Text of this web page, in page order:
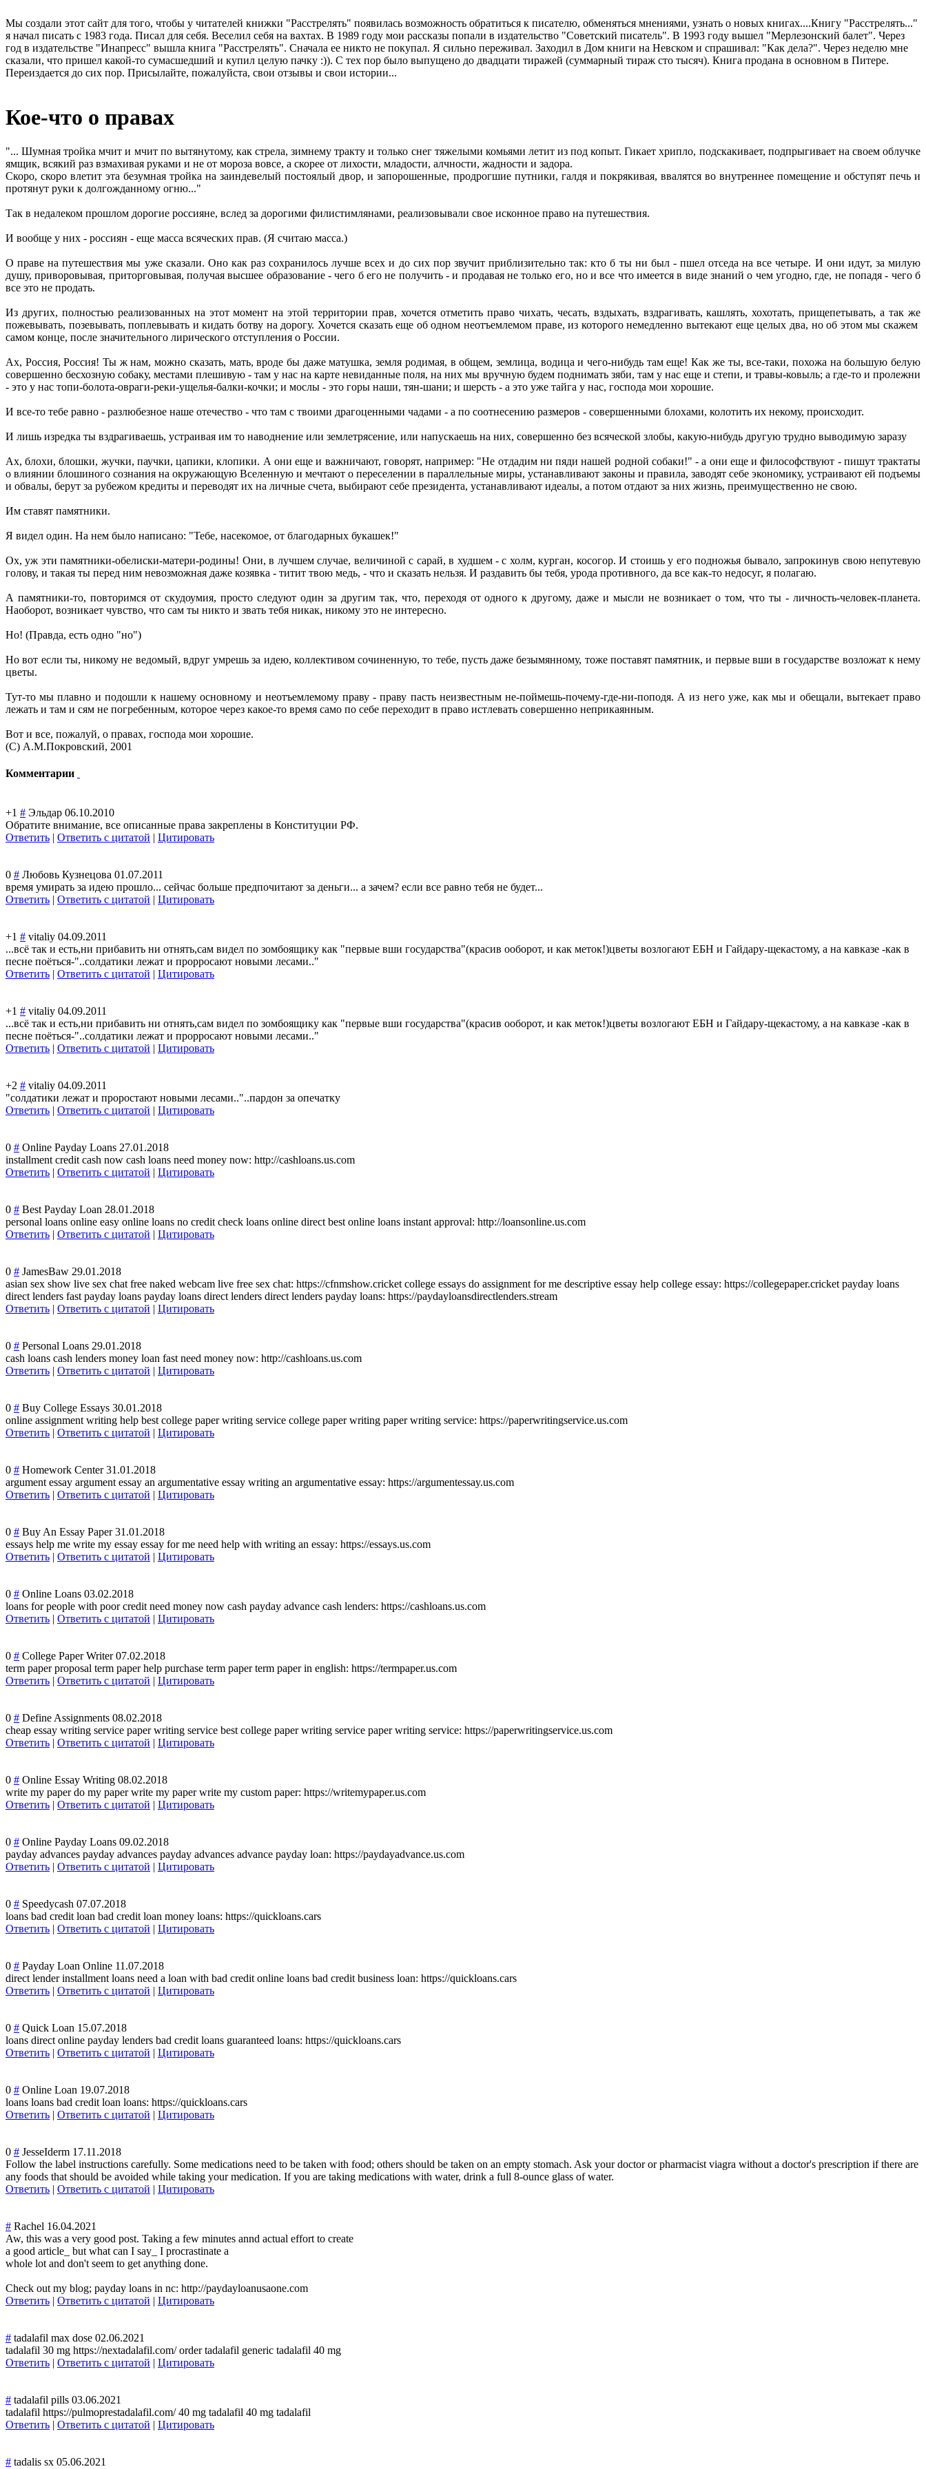
Мы создали этот сайт для того, чтобы у читателей книжки "Расстрелять" появилась возможность обратиться к писателю, обменяться мнениями, узнать о новых книгах....Книгу "Расстрелять..."
я начал писать с 1983 года. Писал для себя. Веселил себя на вахтах. В 1989 году мои рассказы попали в издательство "Советский писатель". В 1993 году вышел "Мерлезонский балет". Через
год в издательстве "Инапресс" вышла книга "Расстрелять". Сначала ее никто не покупал. Я сильно переживал. Заходил в Дом книги на Невском и спрашивал: "Как дела?". Через неделю мне
сказали, что пришел какой-то сумасшедший и купил целую пачку :)). С тех пор было выпущено до двадцати тиражей (суммарный тираж сто тысяч). Книга продана в основном в Питере.
Переиздается до сих пор. Присылайте, пожалуйста, свои отзывы и свои истории...
Кое-что о правах
"... Шумная тройка мчит и мчит по вытянутому, как стрела, зимнему тракту и только снег тяжелыми комьями летит из под копыт. Гикает хрипло, подскакивает, подпрыгивает на своем облучке
ямщик, всякий раз взмахивая руками и не от мороза вовсе, а скорее от лихости, младости, алчности, жадности и задора.
Скоро, скоро влетит эта безумная тройка на заиндевелый постоялый двор, и запорошенные, продрогшие путники, галдя и покрякивая, ввалятся во внутреннее помещение и обступят печь и
протянут руки к долгожданному огню..."
Так в недалеком прошлом дорогие россияне, вслед за дорогими филистимлянами, реализовывали свое исконное право на путешествия.
И вообще у них - россиян - еще масса всяческих прав. (Я считаю масса.)
О праве на путешествия мы уже сказали. Оно как раз сохранилось лучше всех и до сих пор звучит приблизительно так: кто б ты ни был - пшел отседа на все четыре. И они идут, за милую
душу, приворовывая, приторговывая, получая высшее образование - чего б его не получить - и продавая не только его, но и все что имеется в виде знаний о чем угодно, где, не попадя - чего б
все это не продать.
Из других, полностью реализованных на этот момент на этой территории прав, хочется отметить право чихать, чесать, вздыхать, вздрагивать, кашлять, хохотать, прищепетывать, а так же
пожевывать, позевывать, поплевывать и кидать ботву на дорогу. Хочется сказать еще об одном неотъемлемом праве, из которого немедленно вытекают еще целых два, но об этом мы скажем
самом конце, после значительного лирического отступления о России.
Ах, Россия, Россия! Ты ж нам, можно сказать, мать, вроде бы даже матушка, земля родимая, в общем, землица, водица и чего-нибудь там еще! Как же ты, все-таки, похожа на большую белую
совершенно бесхозную собаку, местами плешивую - там у нас на карте невиданные поля, на них мы вручную будем поднимать зяби, там у нас еще и степи, и травы-ковыль; а где-то и пролежни
- это у нас топи-болота-овраги-реки-ущелья-балки-кочки; и мослы - это горы наши, тян-шани; и шерсть - а это уже тайга у нас, господа мои хорошие.
И все-то тебе равно - разлюбезное наше отечество - что там с твоими драгоценными чадами - а по соотнесению размеров - совершенными блохами, колотить их некому, происходит.
И лишь изредка ты вздрагиваешь, устраивая им то наводнение или землетрясение, или напускаешь на них, совершенно без всяческой злобы, какую-нибудь другую трудно выводимую заразу
Ах, блохи, блошки, жучки, паучки, цапики, клопики. А они еще и важничают, говорят, например: "Не отдадим ни пяди нашей родной собаки!" - а они еще и философствуют - пишут трактаты
о влиянии блошиного сознания на окружающую Вселенную и мечтают о переселении в параллельные миры, устанавливают законы и правила, заводят себе экономику, устраивают ей подъемы
и обвалы, берут за рубежом кредиты и переводят их на личные счета, выбирают себе президента, устанавливают идеалы, а потом отдают за них жизнь, преимущественно не свою.
Им ставят памятники.
Я видел один. На нем было написано: "Тебе, насекомое, от благодарных букашек!"
Ох, уж эти памятники-обелиски-матери-родины! Они, в лучшем случае, величиной с сарай, в худшем - с холм, курган, косогор. И стоишь у его подножья бывало, запрокинув свою непутевую
голову, и такая ты перед ним невозможная даже козявка - титит твою медь, - что и сказать нельзя. И раздавить бы тебя, урода противного, да все как-то недосуг, я полагаю.
А памятники-то, повторимся от скудоумия, просто следуют один за другим так, что, переходя от одного к другому, даже и мысли не возникает о том, что ты - личность-человек-планета.
Наоборот, возникает чувство, что сам ты никто и звать тебя никак, никому это не интересно.
Но! (Правда, есть одно "но")
Но вот если ты, никому не ведомый, вдруг умрешь за идею, коллективом сочиненную, то тебе, пусть даже безымянному, тоже поставят памятник, и первые вши в государстве возложат к нему
цветы.
Тут-то мы плавно и подошли к нашему основному и неотъемлемому праву - праву пасть неизвестным не-поймешь-почему-где-ни-поподя. А из него уже, как мы и обещали, вытекает право
лежать и там и сям не погребенным, которое через какое-то время само по себе переходит в право истлевать совершенно неприкаянным.
Вот и все, пожалуй, о правах, господа мои хорошие.
(С) А.М.Покровский, 2001
Комментарии
+1 # Эльдар 06.10.2010
Обратите внимание, все описанные права закреплены в Конституции РФ.
Ответить | Ответить с цитатой | Цитировать
0 # Любовь Кузнецова 01.07.2011
время умирать за идею прошло... сейчас больше предпочитают за деньги... а зачем? если все равно тебя не будет...
Ответить | Ответить с цитатой | Цитировать
+1 # vitaliy 04.09.2011
...всё так и есть,ни прибавить ни отнять,сам видел по зомбоящику как "первые вши государства"(красив ооборот, и как меток!)цветы возлогают ЕБН и Гайдару-щекастому, а на кавказе -как в
песне поёться-"..солдатики лежат и прорросают новыми лесами.."
Ответить | Ответить с цитатой | Цитировать
+1 # vitaliy 04.09.2011
...всё так и есть,ни прибавить ни отнять,сам видел по зомбоящику как "первые вши государства"(красив ооборот, и как меток!)цветы возлогают ЕБН и Гайдару-щекастому, а на кавказе -как в
песне поёться-"..солдатики лежат и прорросают новыми лесами.."
Ответить | Ответить с цитатой | Цитировать
+2 # vitaliy 04.09.2011
"солдатики лежат и проростают новыми лесами.."..пардон за опечатку
Ответить | Ответить с цитатой | Цитировать
0 # Online Payday Loans 27.01.2018
installment credit cash now cash loans need money now: http://cashloans.us.com
Ответить | Ответить с цитатой | Цитировать
0 # Best Payday Loan 28.01.2018
personal loans online easy online loans no credit check loans online direct best online loans instant approval: http://loansonline.us.com
Ответить | Ответить с цитатой | Цитировать
0 # JamesBaw 29.01.2018
asian sex show live sex chat free naked webcam live free sex chat: https://cfnmshow.cricket college essays do assignment for me descriptive essay help college essay: https://collegepaper.cricket payday loans
direct lenders fast payday loans payday loans direct lenders direct lenders payday loans: https://paydayloansdirectlenders.stream
Ответить | Ответить с цитатой | Цитировать
0 # Personal Loans 29.01.2018
cash loans cash lenders money loan fast need money now: http://cashloans.us.com
Ответить | Ответить с цитатой | Цитировать
0 # Buy College Essays 30.01.2018
online assignment writing help best college paper writing service college paper writing paper writing service: https://paperwritingservice.us.com
Ответить | Ответить с цитатой | Цитировать
0 # Homework Center 31.01.2018
argument essay argument essay an argumentative essay writing an argumentative essay: https://argumentessay.us.com
Ответить | Ответить с цитатой | Цитировать
0 # Buy An Essay Paper 31.01.2018
essays help me write my essay essay for me need help with writing an essay: https://essays.us.com
Ответить | Ответить с цитатой | Цитировать
0 # Online Loans 03.02.2018
loans for people with poor credit need money now cash payday advance cash lenders: https://cashloans.us.com
Ответить | Ответить с цитатой | Цитировать
0 # College Paper Writer 07.02.2018
term paper proposal term paper help purchase term paper term paper in english: https://termpaper.us.com
Ответить | Ответить с цитатой | Цитировать
0 # Define Assignments 08.02.2018
cheap essay writing service paper writing service best college paper writing service paper writing service: https://paperwritingservice.us.com
Ответить | Ответить с цитатой | Цитировать
0 # Online Essay Writing 08.02.2018
write my paper do my paper write my paper write my custom paper: https://writemypaper.us.com
Ответить | Ответить с цитатой | Цитировать
0 # Online Payday Loans 09.02.2018
payday advances payday advances payday advances advance payday loan: https://paydayadvance.us.com
Ответить | Ответить с цитатой | Цитировать
0 # Speedycash 07.07.2018
loans bad credit loan bad credit loan money loans: https://quickloans.cars
Ответить | Ответить с цитатой | Цитировать
0 # Payday Loan Online 11.07.2018
direct lender installment loans need a loan with bad credit online loans bad credit business loan: https://quickloans.cars
Ответить | Ответить с цитатой | Цитировать
0 # Quick Loan 15.07.2018
loans direct online payday lenders bad credit loans guaranteed loans: https://quickloans.cars
Ответить | Ответить с цитатой | Цитировать
0 # Online Loan 19.07.2018
loans loans bad credit loan loans: https://quickloans.cars
Ответить | Ответить с цитатой | Цитировать
0 # JesseIderm 17.11.2018
Follow the label instructions carefully. Some medications need to be taken with food; others should be taken on an empty stomach. Ask your doctor or pharmacist viagra without a doctor's prescription if there are
any foods that should be avoided while taking your medication. If you are taking medications with water, drink a full 8-ounce glass of water.
Ответить | Ответить с цитатой | Цитировать
# Rachel 16.04.2021
Aw, this was a very good post. Taking a few minutes annd actual effort to create
a good article_ but what can I say_ I procrastinate a
whole lot and don't seem to get anything done.
Check out my blog; payday loans in nc: http://paydayloanusaone.com
Ответить | Ответить с цитатой | Цитировать
# tadalafil max dose 02.06.2021
tadalafil 30 mg https://nextadalafil.com/ order tadalafil generic tadalafil 40 mg
Ответить | Ответить с цитатой | Цитировать
# tadalafil pills 03.06.2021
tadalafil https://pulmoprestadalafil.com/ 40 mg tadalafil 40 mg tadalafil
Ответить | Ответить с цитатой | Цитировать
# tadalis sx 05.06.2021